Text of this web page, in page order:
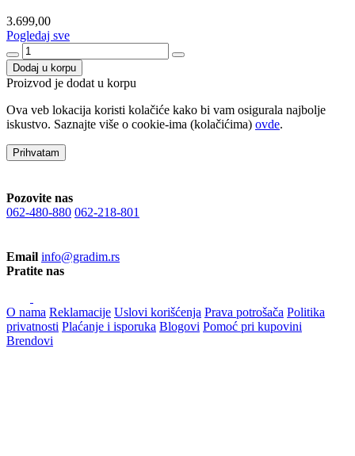
3.699,00
Pogledaj sve
Dodaj u korpu
Proizvod je dodat u korpu
Ova veb lokacija koristi kolačiće kako bi vam osigurala najbolje
iskustvo. Saznajte više o cookie-ima (kolačićima) ovde.
Prihvatam
Pozovite nas
062-480-880 062-218-801
Email info@gradim.rs
Pratite nas
O nama Reklamacije Uslovi korišćenja Prava potrošača Politika
privatnosti Plaćanje i isporuka Blogovi Pomoć pri kupovini
Brendovi